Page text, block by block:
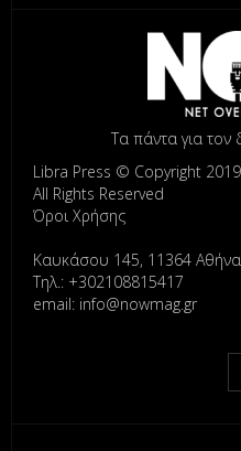
Τα πάντα για τον
Libra Press © Copyright 2019
All Rights Reserved
Όροι Χρήσης
Καυκάσου 145, 11364 Αθήνα
Τηλ.: +302108815417
email: info@nowmag.gr